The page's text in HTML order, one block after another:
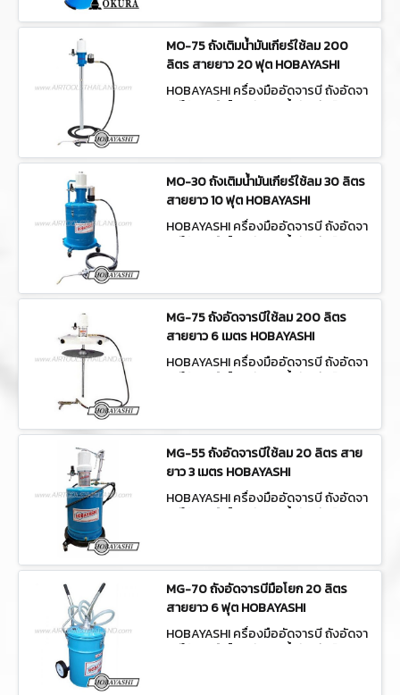
MO-75 ถังเติมน้ำมันเกียร์ใช้ลม 200
ลิตร สายยาว 20 ฟุต HOBAYASHI
HOBAYASHI ครื่องมืออัดจารบี ถังอัดจา
รบีใช้ลม/มือโยก ถังเติมน้ำมันเกียร์ MO-
MO-30 ถังเติมน้ำมันเกียร์ใช้ลม 30 ลิตร
สายยาว 10 ฟุต HOBAYASHI
HOBAYASHI ครื่องมืออัดจารบี ถังอัดจา
รบีใช้ลม/มือโยก ถังเติมน้ำมันเกียร์ MO-
MG-75 ถังอัดจารบีใช้ลม 200 ลิตร
สายยาว 6 เมตร HOBAYASHI
HOBAYASHI ครื่องมืออัดจารบี ถังอัดจา
รบีใช้ลม/มือโยก ถังเติมน้ำมันเกียร์ MG-
MG-55 ถังอัดจารบีใช้ลม 20 ลิตร สาย
ยาว 3 เมตร HOBAYASHI
HOBAYASHI ครื่องมืออัดจารบี ถังอัดจา
รบีใช้ลม/มือโยก ถังเติมน้ำมันเกียร์ MG-
MG-70 ถังอัดจารบีมือโยก 20 ลิตร
สายยาว 6 ฟุต HOBAYASHI
HOBAYASHI ครื่องมืออัดจารบี ถังอัดจา
รบีใช้ลม/มือโยก ถังเติมน้ำมันเกียร์ MG-